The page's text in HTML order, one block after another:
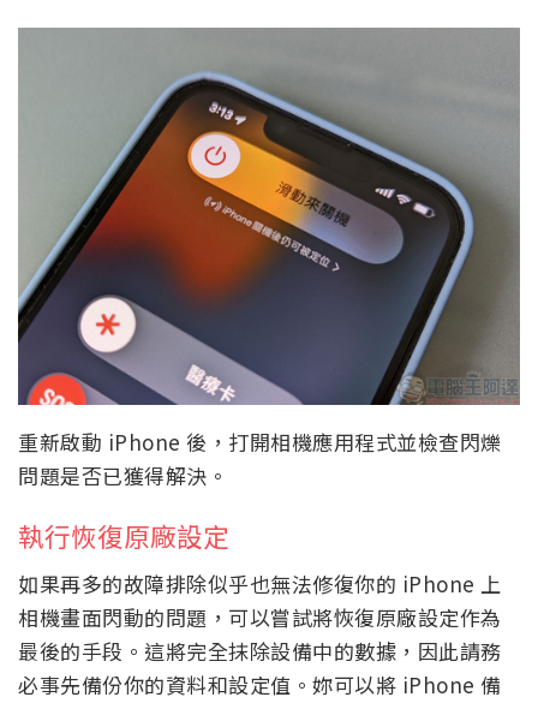
重新啟動 iPhone 後，打開相機應用程式並檢查閃爍
問題是否已獲得解決。
執行恢復原廠設定
如果再多的故障排除似乎也無法修復你的 iPhone 上
相機畫面閃動的問題，可以嘗試將恢復原廠設定作為
最後的手段。這將完全抹除設備中的數據，因此請務
必事先備份你的資料和設定值。妳可以將 iPhone 備